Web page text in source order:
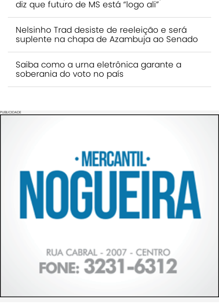
diz que futuro de MS está “logo ali”
Nelsinho Trad desiste de reeleição e será
suplente na chapa de Azambuja ao Senado
Saiba como a urna eletrônica garante a
soberania do voto no país
PUBLICIDADE